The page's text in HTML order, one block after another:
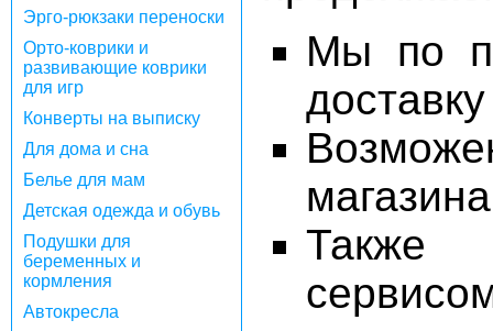
Эрго-рюкзаки переноски
Орто-коврики и
развивающие коврики
для игр
Конверты на выписку
Для дома и сна
Белье для мам
Детская одежда и обувь
Подушки для
беременных и
кормления
Автокресла
Мы по
Также